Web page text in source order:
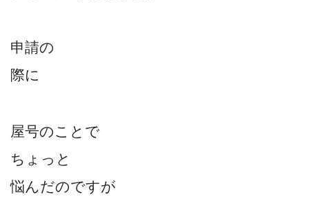
申請の
際に
屋号のことで
ちょっと
悩んだのですが